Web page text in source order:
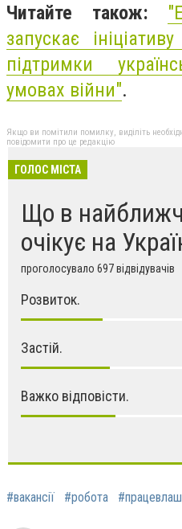
Читайте також: "
запускає
підтримки
умовах війни".
Якщо ви помітили помилку, виділіть
повідомити про це редакцію
ГОЛОС МІСТА
Що в
очікує на
проголосувало 697 відвідувачів
Розвиток.
Застій.
Важко відповісти.
#вакансії #робота